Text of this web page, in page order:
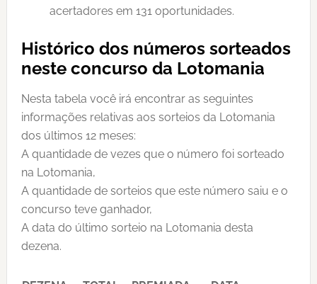
acertadores em 131 oportunidades.
Histórico dos números sorteados
neste concurso da Lotomania
Nesta tabela você irá encontrar as seguintes
informações relativas aos sorteios da Lotomania
dos últimos 12 meses:
A quantidade de vezes que o número foi sorteado
na Lotomania,
A quantidade de sorteios que este número saiu e o
concurso teve ganhador,
A data do último sorteio na Lotomania desta
dezena.